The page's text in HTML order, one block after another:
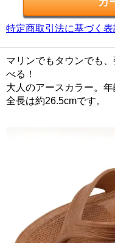
特定商取引法に基づく
マリンでもタウンでも
べる！
大人のアースカラー。
全長は約26.5cmです。